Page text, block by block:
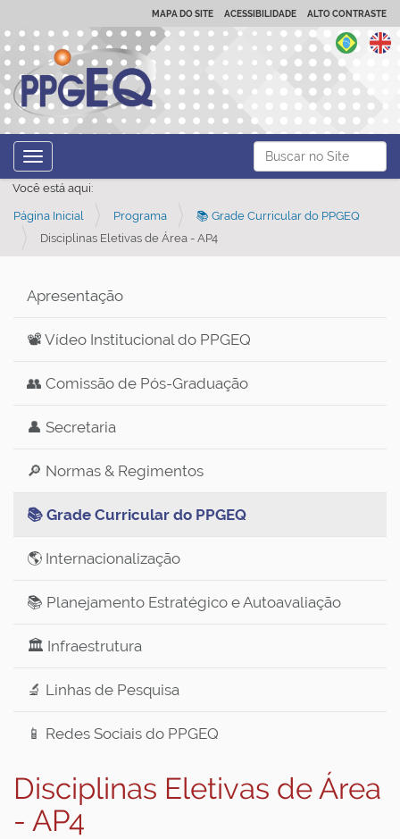
Busca
Busca Avançada…
MAPA DO SITE ACESSIBILIDADE ALTO CONTRASTE
Toggle navigation
Você está aqui:
Página Inicial Programa
📚 Grade Curricular do PPGEQ
Disciplinas Eletivas de Área - AP4
Apresentação
📽️ Vídeo Institucional do PPGEQ
👥 Comissão de Pós-Graduação
👤 Secretaria
🔎 Normas & Regimentos
📚 Grade Curricular do PPGEQ
🌎 Internacionalização
📚 Planejamento Estratégico e Autoavaliação
🏛️ Infraestrutura
🔬 Linhas de Pesquisa
📱 Redes Sociais do PPGEQ
Disciplinas Eletivas de Área
- AP4